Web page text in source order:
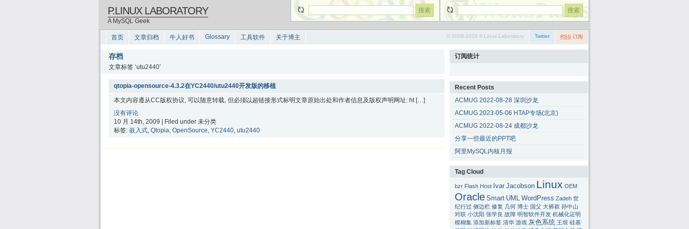
P.LINUX LABORATORY
A MySQL Geek
首页 文章归档 牛人好书 Glossary 工具软件 关于博主 RSS 订阅
Twitter
© 2008-2026 P.Linux Laboratory
存档
文章标签 ‘utu2440’
qtopia-opensource-4.3.2在YC2440/utu2440开发版的移植
本文内容遵从CC版权协议, 可以随意转载, 但必须以超链接形式标明文章原始出处和作者信息及版权声明网址: ht […]
没有评论
10 月 14th, 2009 | Filed under 未分类
标签: 嵌入式, Qtopia, OpenSource, YC2440, utu2440
订阅统计
Recent Posts
ACMUG 2022-08-28 深圳沙龙
ACMUG 2023-05-06 HTAP专场(北京)
ACMUG 2022-08-24 成都沙龙
分享一些最近的PPT吧
阿里MySQL内核月报
Tag Cloud
bzr Flash Host Ivar Jacobson Linux OEM
Oracle Smart UML WordPress Zadeh 世
纪行过 侧边栏 修复 几何 博士 国父 大裤衩 孙中山
对联 小沈阳 张学良 故障 明智软件开发 机械化证明
模糊集 添加新标签 清华 游戏 灰色系统 王垠 硅基